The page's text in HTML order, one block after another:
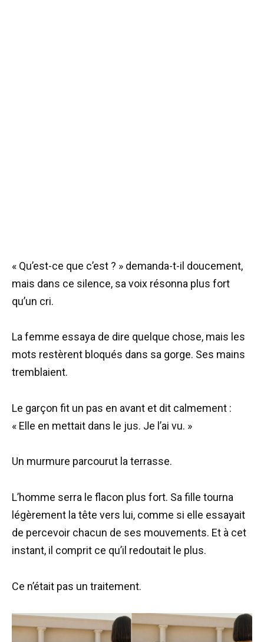
« Qu’est-ce que c’est ? » demanda-t-il doucement,
mais dans ce silence, sa voix résonna plus fort
qu’un cri.
La femme essaya de dire quelque chose, mais les
mots restèrent bloqués dans sa gorge. Ses mains
tremblaient.
Le garçon fit un pas en avant et dit calmement :
« Elle en mettait dans le jus. Je l’ai vu. »
Un murmure parcourut la terrasse.
L’homme serra le flacon plus fort. Sa fille tourna
légèrement la tête vers lui, comme si elle essayait
de percevoir chacun de ses mouvements. Et à cet
instant, il comprit ce qu’il redoutait le plus.
Ce n’était pas un traitement.